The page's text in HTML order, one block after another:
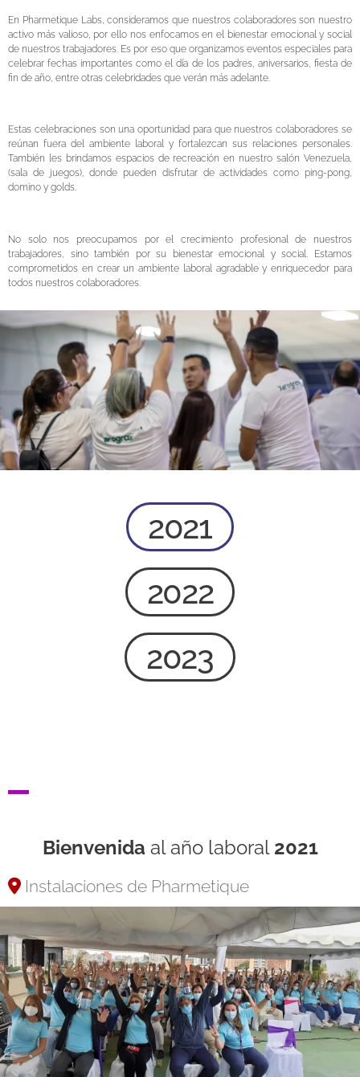
En Pharmetique Labs, consideramos que nuestros colaboradores son nuestro
activo más valioso, por ello nos enfocamos en el bienestar emocional y social
de nuestros trabajadores. Es por eso que organizamos eventos especiales para
celebrar fechas importantes como el día de los padres, aniversarios, fiesta de
fin de año, entre otras celebridades que verán más adelante.
Estas celebraciones son una oportunidad para que nuestros colaboradores se
reúnan fuera del ambiente laboral y fortalezcan sus relaciones personales.
También les brindamos espacios de recreación en nuestro salón Venezuela,
(sala de juegos), donde pueden disfrutar de actividades como ping-pong,
domino y golds.
No solo nos preocupamos por el crecimiento profesional de nuestros
trabajadores, sino también por su bienestar emocional y social. Estamos
comprometidos en crear un ambiente laboral agradable y enriquecedor para
todos nuestros colaboradores.
2021
2022
2023
Bienvenida al año laboral 2021
Instalaciones de Pharmetique